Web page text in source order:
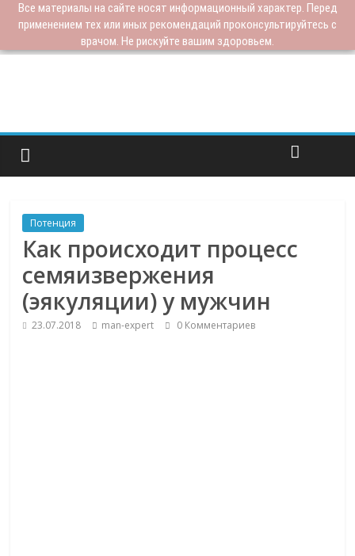
Все материалы на сайте носят информационный характер. Перед
применением тех или иных рекомендаций проконсультируйтесь с
врачом. Не рискуйте вашим здоровьем.
Потенция
Как происходит процесс
семяизвержения
(эякуляции) у мужчин
23.07.2018 man-expert 0 Комментариев